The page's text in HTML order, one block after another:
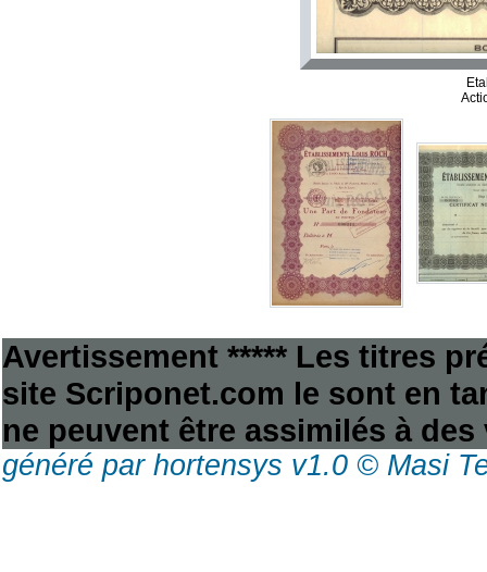
Avertissement ***** Les titres
site Scriponet.com le sont en
ne peuvent être assimilés à
généré par hortensys v1.0 © Masi